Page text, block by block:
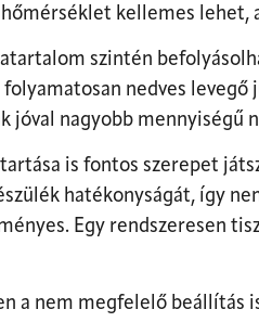
kellemes lehet,
szintén
folyamatosan nedves
jóval nagyobb mennyiségű
is fontos szerepet
hatékonyságát, így
Egy rendszeresen
a nem megfelelő beállítás